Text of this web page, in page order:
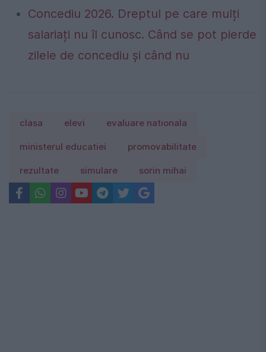
Concediu 2026. Dreptul pe care mulți
salariați nu îl cunosc. Când se pot pierde
zilele de concediu și când nu
clasa elevi evaluare nationala
ministerul educatiei promovabilitate
rezultate simulare sorin mihai